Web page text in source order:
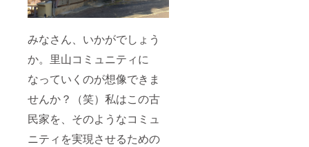
みなさん、いかがでしょう
か。里山コミュニティに
なっていくのが想像できま
せんか？（笑）私はこの古
民家を、そのようなコミュ
ニティを実現させるための